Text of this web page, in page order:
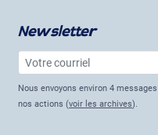
Newsletter
Votre courriel
Nous envoyons environ 4
nos actions (voir les archives).